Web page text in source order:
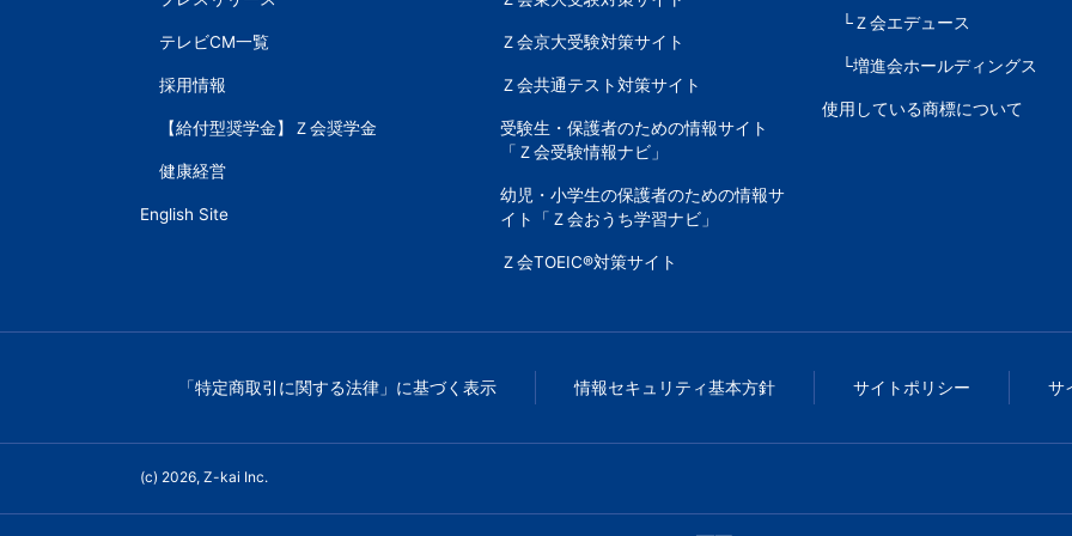
つ
る。
幼
テレビCM一覧
採用情報
【給付型奨学金】Ｚ会奨学金
健康経営
English Site
Ｚ会京大受験対策サイト
Ｚ会共通テスト対策サイト
受験生・保護者のための情報サイト
「Ｚ会受験情報ナビ」
幼児・小学生の保護者のための情報サ
イト「Ｚ会おうち学習ナビ」
Ｚ会TOEIC®対策サイト
└Ｚ会エデュース
└増進会ホールディングス
使用している商標について
「特定商取引に関する法律」に基づく表示 情報セキュリティ基本方針 サイトポリシー サ
(c) 2026, Z-kai Inc.